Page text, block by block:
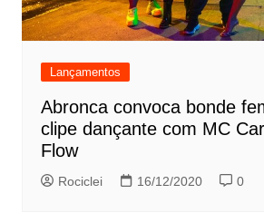
Lançamentos
Abronca convoca bonde
clipe dançante com MC
Flow
Rociclei 16/12/2020 0